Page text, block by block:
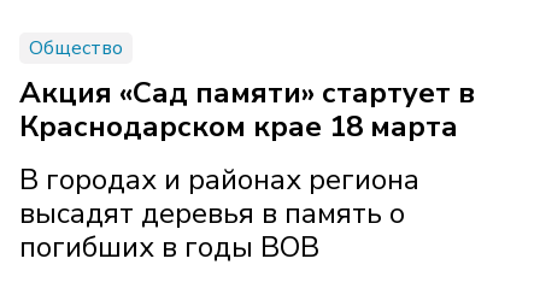
Общество
Акция «Сад памяти» стартует в
Краснодарском крае 18 марта
В городах и районах региона
высадят деревья в память о
погибших в годы ВОВ